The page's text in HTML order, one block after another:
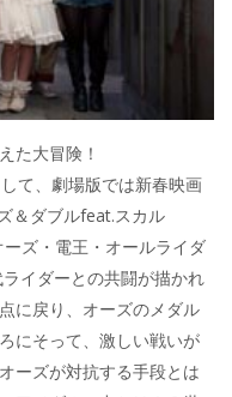
た大冒険！
て、劇場版では新春映画
＆ダブルfeat.スカル
ズ・電王・オールライダ
イダーとの共闘が描かれ
に戻り、オーズのメダル
にそって、激しい戦いが
ーズが対抗する手段とは